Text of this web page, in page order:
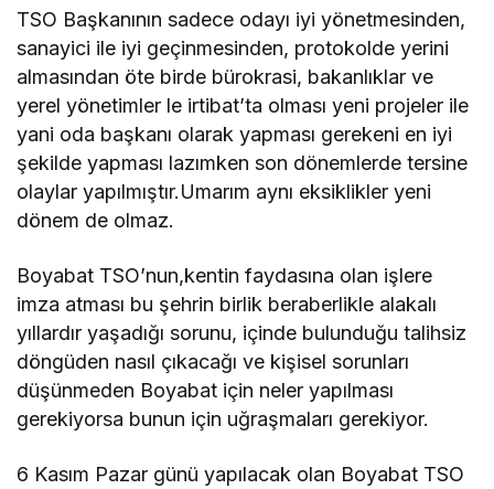
TSO Başkanının sadece odayı iyi yönetmesinden,
sanayici ile iyi geçinmesinden, protokolde yerini
almasından öte birde bürokrasi, bakanlıklar ve
yerel yönetimler le irtibat’ta olması yeni projeler ile
yani oda başkanı olarak yapması gerekeni en iyi
şekilde yapması lazımken son dönemlerde tersine
olaylar yapılmıştır.Umarım aynı eksiklikler yeni
dönem de olmaz.
Boyabat TSO’nun,kentin faydasına olan işlere
imza atması bu şehrin birlik beraberlikle alakalı
yıllardır yaşadığı sorunu, içinde bulunduğu talihsiz
döngüden nasıl çıkacağı ve kişisel sorunları
düşünmeden Boyabat için neler yapılması
gerekiyorsa bunun için uğraşmaları gerekiyor.
6 Kasım Pazar günü yapılacak olan Boyabat TSO